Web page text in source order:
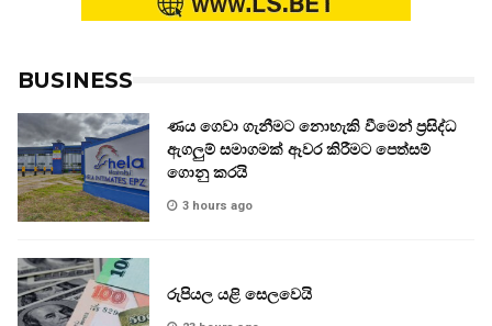
BUSINESS
ණය ගෙවා ගැනීමට නොහැකි වීමෙන් ප්‍රසිද්ධ
ඇගලුම් සමාගමක් ඈවර කිරීමට පෙත්සම්
ගොනු කරයි
3 hours ago
රුපියල යළි සෙලවෙයි